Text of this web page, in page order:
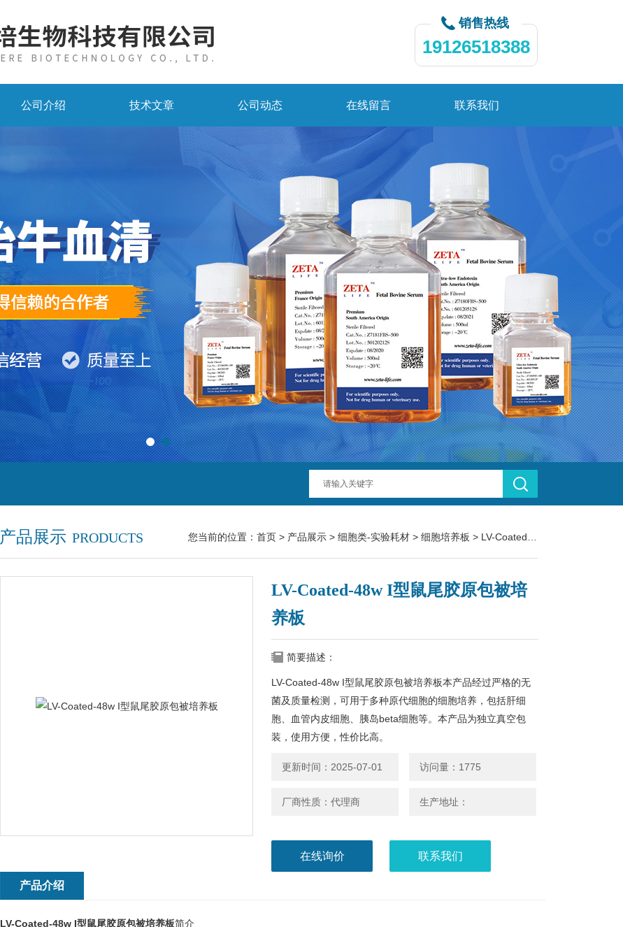
销售热线
19126518388
公司介绍 技术文章 公司动态 在线留言 联系我们
产品展示 PRODUCTS 您当前的位置： 首页 > 产品展示 > 细胞类-实验耗材 > 细胞培养板 > LV-Coated-48w I型鼠尾胶原包被培养板
LV-Coated-48w I型鼠尾胶原包被培
养板
简要描述：
LV-Coated-48w I型鼠尾胶原包被培养板本产品经过严格的无
菌及质量检测，可用于多种原代细胞的细胞培养，包括肝细
胞、血管内皮细胞、胰岛beta细胞等。本产品为独立真空包
装，使用方便，性价比高。
更新时间：2025-07-01 访问量：1775
厂商性质：代理商 生产地址：
在线询价 联系我们
产品介绍
LV-Coated-48w I型鼠尾胶原包被培养板简介